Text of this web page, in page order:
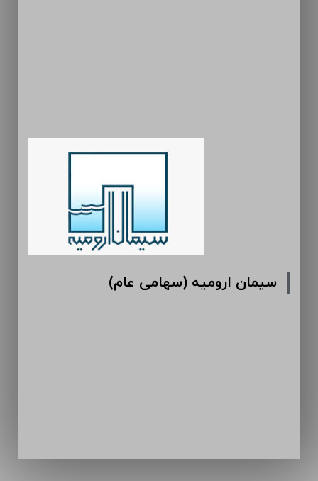
سیمان ارومیه (سهامی عام)